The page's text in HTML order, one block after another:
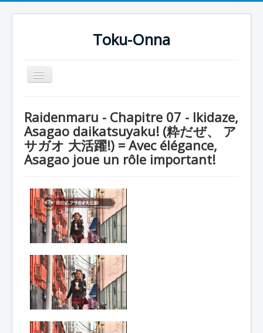
Toku-Onna
Basculer
la
Toku-Actrices
Toku-Critiques
Séries
COSAA
Dessins
Artiste Asperger
Lexique
Raidenmaru - Chapitre 07 - Ikidaze,
Asagao daikatsuyaku! (粋だぜ、 ア
サガオ 大活躍!) = Avec élégance,
Asagao joue un rôle important!